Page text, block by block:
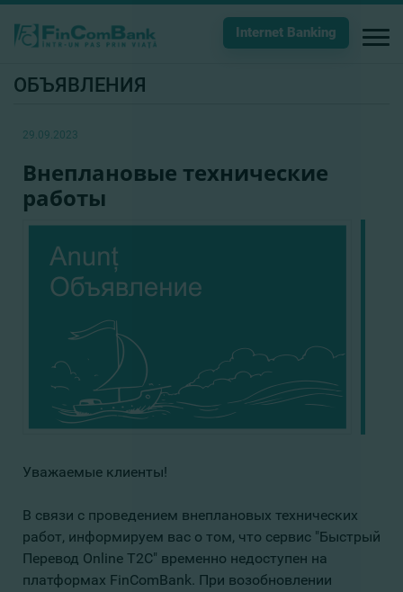
Internet Banking
ОБЪЯВЛЕНИЯ
29.09.2023
Внеплановые технические
работы
Уважаемые клиенты!
В связи с проведением внеплановых технических
работ, информируем вас о том, что сервис "Быстрый
Перевод Online T2C" временно недоступен на
платформах FinComBank. При возобновлении